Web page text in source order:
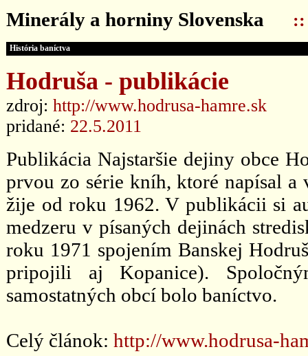
Minerály a horniny Slovenska ::
História baníctva
Hodruša - publikácie
zdroj: http://www.hodrusa-hamre.sk
pridané: 22.5.2011
Publikácia Najstaršie dejiny obce
prvou zo série kníh, ktoré napísal
žije od roku 1962. V publikácii si
medzeru v písaných dejinách
roku 1971 spojením Banskej
pripojili aj Kopanice).
samostatných obcí bolo baníctvo.
Celý článok: http://www.hodrusa-